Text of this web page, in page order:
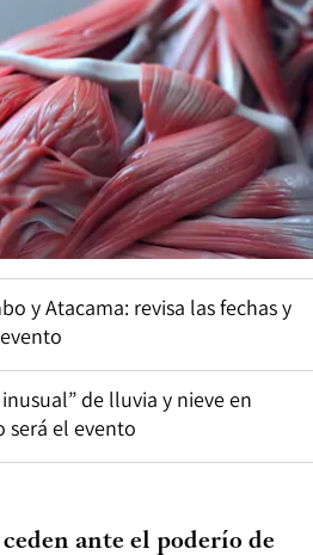
y Atacama: revisa las fechas y
de lluvia y nieve en
será el evento
ante el poderío de